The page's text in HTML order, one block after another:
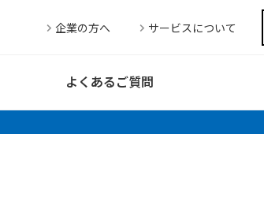
よくあるご質問
企業の方へ サービスについて